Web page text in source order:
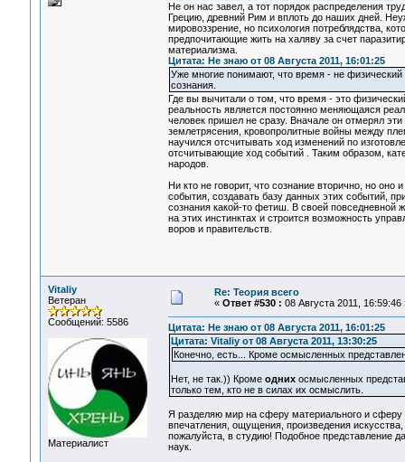
Не он нас завел, а тот порядок распределения
Грецию, древний Рим и вплоть до наших дней.
мировоззрение, но психология потреблядства,
предпочитающие жить на халяву за счет
материализма.
Цитата: Не знаю от 08 Августа 2011, 16:01:25
Уже многие понимают, что время - не физический
сознания.
Где вы вычитали о том, что время - это
реальность является постоянно меняющаяся
человек пришел не сразу. Вначале он отмерял
землетрясения, кровопролитные войны между
научился отсчитывать ход изменений по
отсчитывающие ход событий . Таким образом,
народов.
Ни кто не говорит, что сознание вторично, но
события, создавать базу данных этих событий,
сознания какой-то фетиш. В своей повседневной
на этих инстинктах и строится возможность
воров и правительств.
Vitaliy
Ветеран
Сообщений: 5586
Материалист
Re: Теория всего
« Ответ #530 : 08 Августа 2011, 16:59:46
Цитата: Не знаю от 08 Августа 2011, 16:01:25
Цитата: Vitaliy от 08 Августа 2011, 13:30:25
Конечно, есть... Кроме осмысленных
Нет, не так.)) Кроме однихосмысленных
только тем, кто не в силах их осмыслить.
Я разделяю мир на сферу материального и сферу
впечатления, ощущения, произведения
пожалуйста, в студию! Подобное представление
наук.